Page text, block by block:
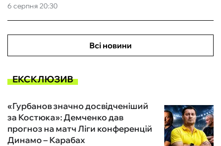
6 серпня 20:30
Всі новини
ЕКСКЛЮЗИВ
«Гурбанов значно досвідченіший
за Костюка»: Демченко дав
прогноз на матч Ліги конференцій
Динамо – Карабах